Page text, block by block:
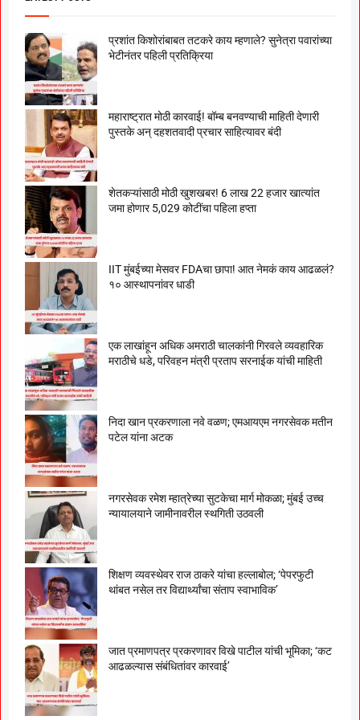
प्रशांत किशोरांबाबत तटकरे काय म्हणाले? सुनेत्रा पवारांच्या
भेटीनंतर पहिली प्रतिक्रिया
महाराष्ट्रात मोठी कारवाई! बॉम्ब बनवण्याची माहिती देणारी
पुस्तके अन् दहशतवादी प्रचार साहित्यावर बंदी
शेतकऱ्यांसाठी मोठी खुशखबर! 6 लाख 22 हजार खात्यांत
जमा होणार 5,029 कोटींचा पहिला हप्ता
IIT मुंबईच्या मेसवर FDAचा छापा! आत नेमकं काय आढळलं?
१० आस्थापनांवर धाडी
एक लाखांहून अधिक अमराठी चालकांनी गिरवले व्यवहारिक
मराठीचे धडे, परिवहन मंत्री प्रताप सरनाईक यांची माहिती
निदा खान प्रकरणाला नवे वळण; एमआयएम नगरसेवक मतीन
पटेल यांना अटक
नगरसेवक रमेश म्हात्रेच्या सुटकेचा मार्ग मोकळा; मुंबई उच्च
न्यायालयाने जामीनावरील स्थगिती उठवली
शिक्षण व्यवस्थेवर राज ठाकरे यांचा हल्लाबोल; ‘पेपरफुटी
थांबत नसेल तर विद्यार्थ्यांचा संताप स्वाभाविक’
जात प्रमाणपत्र प्रकरणावर विखे पाटील यांची भूमिका; ‘कट
आढळल्यास संबंधितांवर कारवाई’